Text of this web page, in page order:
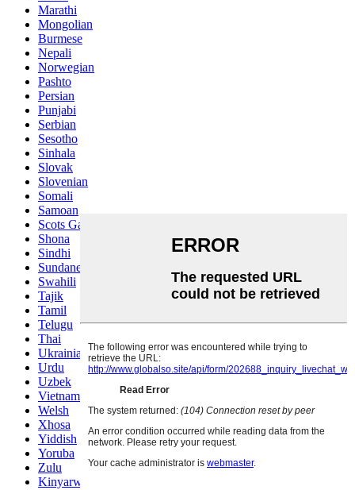
Marathi
Mongolian
Burmese
Nepali
Norwegian
Pashto
Persian
Punjabi
Serbian
Sesotho
Sinhala
Slovak
Slovenian
Somali
Samoan
Scots Gaelic
Shona
Sindhi
Sundanese
Swahili
Tajik
Tamil
Telugu
Thai
Ukrainian
Urdu
Uzbek
Vietnamese
Welsh
Xhosa
Yiddish
Yoruba
Zulu
Kinyarwanda